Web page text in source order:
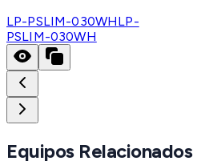
LP-PSLIM-030WHLP-
PSLIM-030WH
Equipos Relacionados